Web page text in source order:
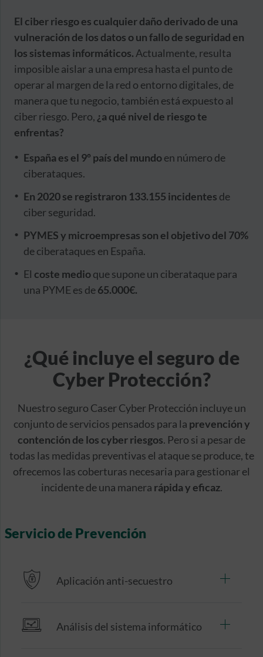
El ciber riesgo es cualquier daño derivado de una
vulneración de los datos o un fallo de seguridad en
los sistemas informáticos. Actualmente, resulta
imposible aislar a una empresa hasta el punto de
operar al margen de la red o entorno digitales, de
manera que tu negocio, también está expuesto al
ciber riesgo. Pero, ¿a qué nivel de riesgo te
enfrentas?
España es el 9º país del mundoen número de
ciberataques.
En 2020 se registraron 133.155 incidentes de
ciber seguridad.
PYMES y microempresas son el objetivo del 70%
de ciberataques en España.
El coste medioque supone un ciberataque para
una PYME es de65.000€.
¿Qué incluye el seguro de
Cyber Protección?
Nuestro seguro Caser Cyber Protección incluye un
conjunto de servicios pensados para la prevención y
contención de los cyber riesgos. Pero si a pesar de
todas las medidas preventivas el ataque se produce, te
ofrecemos las coberturas necesaria para gestionar el
incidente de una manera rápida y eficaz.
Servicio de Prevención
Aplicación anti-secuestro
Análisis del sistema informático